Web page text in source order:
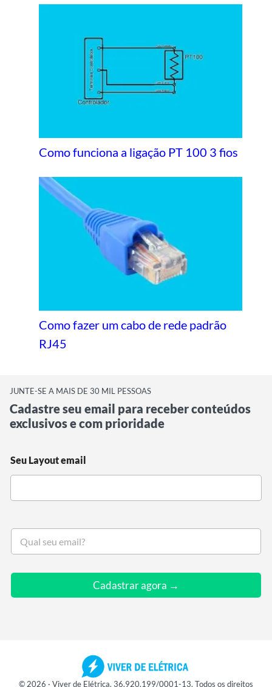
Como funciona a ligação PT 100 3 fios
Como fazer um cabo de rede padrão
RJ45
JUNTE-SE A MAIS DE 30 MIL PESSOAS
Cadastre seu email para receber conteúdos
exclusivos e com prioridade
Seu Layout email
S
u
Cadastrar agora →
© 2026 · Viver de Elétrica. 36.920.199/0001-13. Todos os direitos